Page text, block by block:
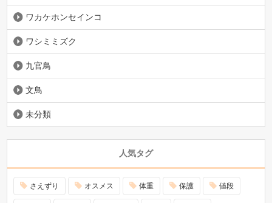
ワカケホンセインコ
ワシミミズク
九官鳥
文鳥
未分類
人気タグ
さえずり オスメス 体重 保護 値段